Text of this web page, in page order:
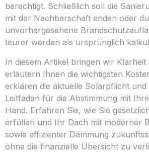
berechtigt. Schließlich soll die
mit der Nachbarschaft enden oder
unvorhergesehene
teurer werden als ursprünglich
In diesem Artikel bringen wir
erläutern Ihnen die wichtigsten
erklären die aktuelle Solarpflicht und
Leitfaden für die Abstimmung mit
Hand. Erfahren Sie, wie Sie
erfüllen und Ihr Dach mit moderner
sowie effizienter Dämmung
ohne die finanzielle Übersicht zu